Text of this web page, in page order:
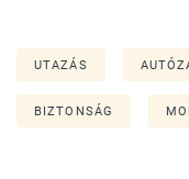
UTAZÁS
BIZTONSÁG